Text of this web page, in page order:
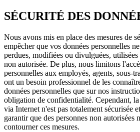
SÉCURITÉ DES
Nous avons mis en place des mesures de
empêcher que vos données personnelles
perdues, modifiées ou divulguées,
non autorisée. De plus, nous limitons
personnelles aux employés, agents, sous-
ont un besoin professionnel de les
données personnelles que sur nos
obligation de confidentialité. Cependant,
via Internet n'est pas totalement sécurisée
garantir que des personnes non autorisées
contourner ces mesures.